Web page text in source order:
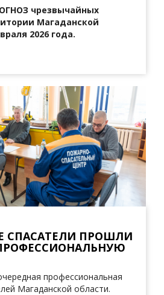
чрезвычайных
Магаданской
2026 года.
СПАСАТЕЛИ ПРОШЛИ
профессиональная
Магаданской области.